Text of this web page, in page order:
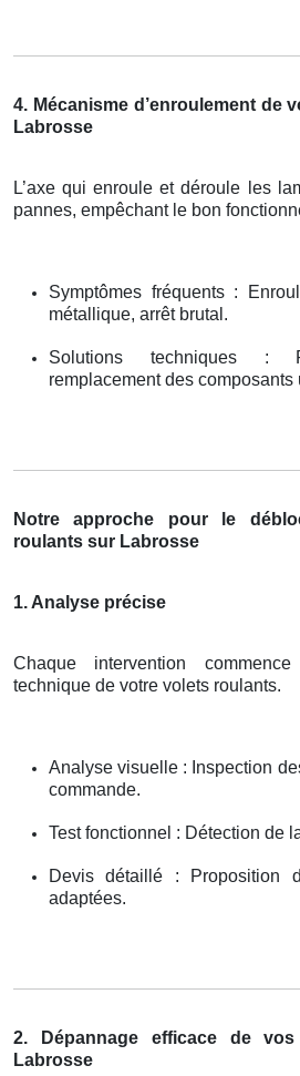
4. Mécanisme d’enroulement de
Labrosse
L’axe qui enroule et déroule les
pannes, empêchant le bon
Symptômes fréquents :
métallique, arrêt brutal.
Solutions techniques :
remplacement des composants
Notre approche pour le
roulants sur Labrosse
1. Analyse précise
Chaque intervention
technique de votre volets roulants.
Analyse visuelle : Inspection
commande.
Test fonctionnel : Détection de
Devis détaillé : Proposition
adaptées.
2. Dépannage efficace de
Labrosse